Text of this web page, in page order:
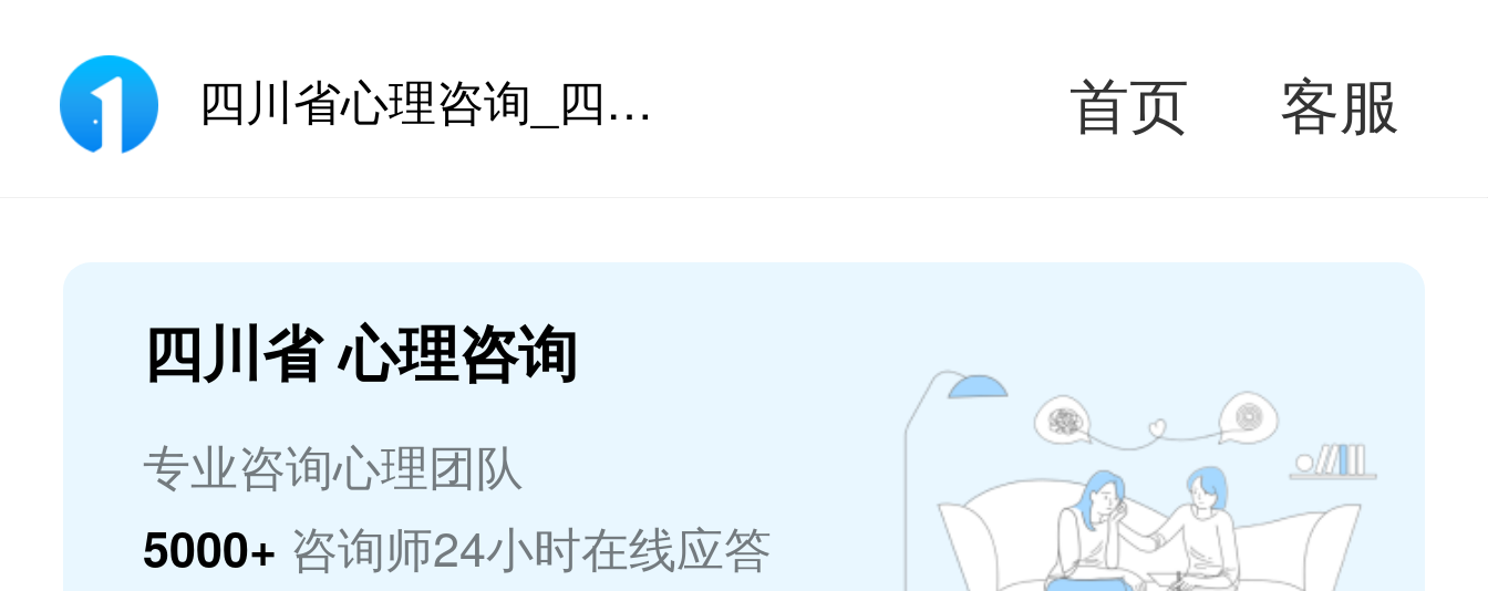
四川省心理咨询_四川省心理咨询师在线_四川省心理咨询医生推荐 - 壹点灵 首页 客服
四川省 心理咨询
专业咨询心理团队
5000+ 咨询师24小时在线应答